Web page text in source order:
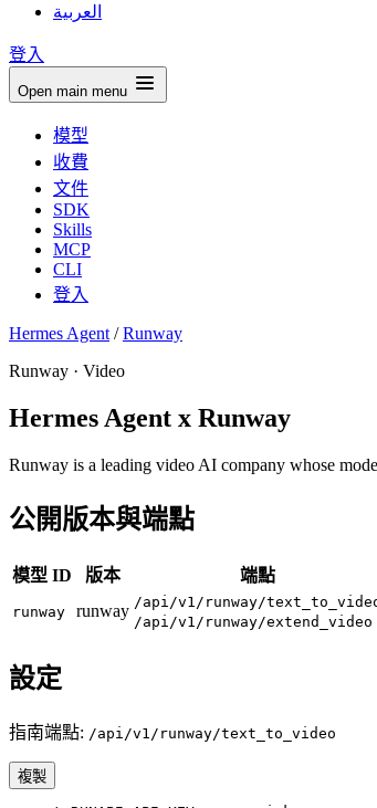
العربية
登入
Open main menu
模型
收費
文件
SDK
Skills
MCP
CLI
登入
Hermes Agent /Runway
Runway · Video
Hermes Agent x Runway
Runway is a leading video AI company whose
公開版本與端點
模型 ID 版本 端點
runway runway /api/v1/runway/
/api/v1/runway/extend_video
設定
指南端點: /api/v1/runway/text_to_video
複製